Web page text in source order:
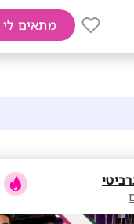
מתאים לי